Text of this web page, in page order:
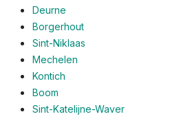
Deurne
Borgerhout
Sint-Niklaas
Mechelen
Kontich
Boom
Sint-Katelijne-Waver